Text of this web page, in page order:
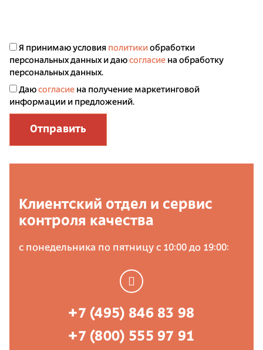
Я принимаю условия политики обработки
персональных данных и даю согласие на обработку
персональных данных.
Даю согласие на получение маркетинговой
информации и предложений.
Отправить
Клиентский отдел и сервис
контроля качества
с понедельника по пятницу с 10:00 до 19:00:
+7 (495) 846 83 98
+7 (800) 555 97 91